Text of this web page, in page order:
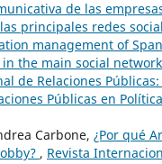
de las
principales redes
management of
the main social
de Relaciones Públicas:
Públicas en
Carbone, ¿Por qué
, Revista